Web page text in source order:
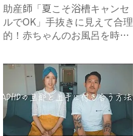
助産師「夏こそ浴槽キャンセ
ルでOK」手抜きに見えて合理
的！赤ちゃんのお風呂を時